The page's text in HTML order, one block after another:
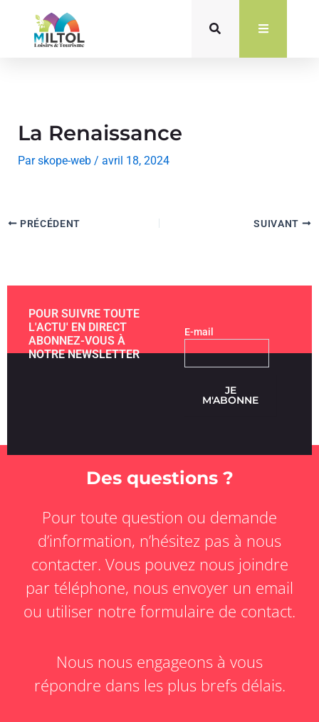
contenu
La Renaissance
Parskope-web / avril 18, 2024
PRÉCÉDENT SUIVANT
POUR SUIVRE TOUTE
L'ACTU' EN DIRECT
ABONNEZ-VOUS À
NOTRE NEWSLETTER
E-mail
JE
M'ABONNE
Des questions ?
Pour toute question ou demande
d’information, n’hésitez pas à nous
contacter. Vous pouvez nous joindre
par téléphone, nous envoyer un email
ou utiliser notre formulaire de contact.
Nous nous engageons à vous
répondre dans les plus brefs délais.